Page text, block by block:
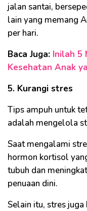
jalan santai,
lain yang memang
per hari.
Baca Juga: Inilah 5
Kesehatan Anak
5. Kurangi stres
Tips ampuh untuk
adalah mengelola
Saat mengalami
hormon kortisol
tubuh dan
penuaan dini.
Selain itu, stres